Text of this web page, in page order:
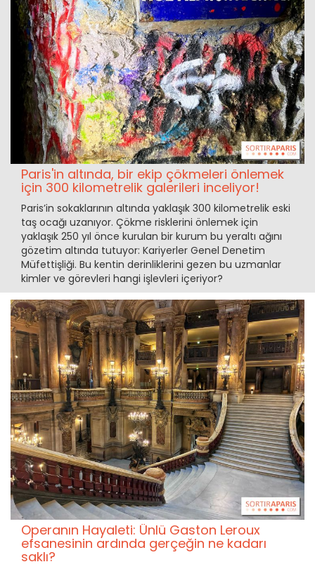
Paris'in altında, bir ekip çökmeleri önlemek
için 300 kilometrelik galerileri inceliyor!
Paris’in sokaklarının altında yaklaşık 300 kilometrelik eski
taş ocağı uzanıyor. Çökme risklerini önlemek için
yaklaşık 250 yıl önce kurulan bir kurum bu yeraltı ağını
gözetim altında tutuyor: Kariyerler Genel Denetim
Müfettişliği. Bu kentin derinliklerini gezen bu uzmanlar
kimler ve görevleri hangi işlevleri içeriyor?
Operanın Hayaleti: Ünlü Gaston Leroux
efsanesinin ardında gerçeğin ne kadarı
saklı?